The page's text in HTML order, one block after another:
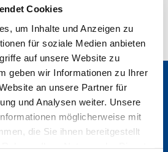
Cookies
um Inhalte und Anzeigen zu
für soziale Medien anbieten
auf unsere Website zu
geben wir Informationen zu Ihrer
an unsere Partner für
und Analysen weiter. Unsere
möglicherweise mit
die Sie ihnen bereitgestellt
Pflege”